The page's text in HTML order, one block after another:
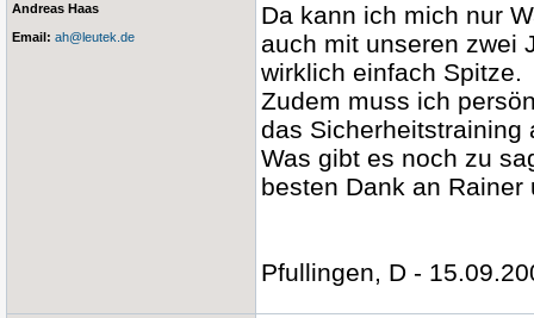
Andreas Haas
Email: ah@leutek.de
Da kann ich mich nur
auch mit unseren zwei
wirklich einfach Spitze.
Zudem muss ich
das Sicherheitstraining
Was gibt es noch zu
besten Dank an Rainer
Pfullingen, D -